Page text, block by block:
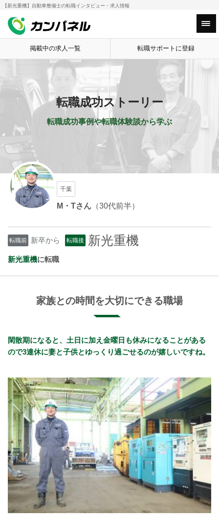
【新光重機】自動車整備士の転職インタビュー・求人情報
掲載中の求人一覧 転職サポートに登録
HOME 転職成功ストーリー
転職成功ストーリー
転職成功事例や転職体験談から学ぶ
千葉
M・Tさん （30代前半）
転職前 新卒から 転職後 新光重機
新光重機に転職
家族との時間を大切にできる職場
閑散期になると、土日に加え金曜日も休みになることがある
ので3連休に妻と子供とゆっくり過ごせるのが嬉しいですね。